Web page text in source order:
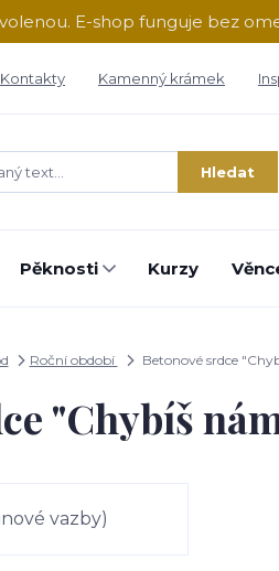
E-shop funguje bez
Kontakty Kamenný krámek
Hledat
Pěknosti Kurzy
Roční období Betonové srdce
"Chybíš